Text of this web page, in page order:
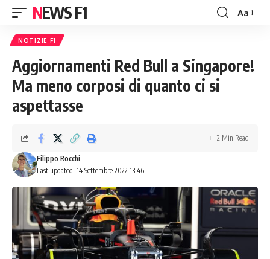
NEWS F1
Font
Aa
NOTIZIE F1
Aggiornamenti Red Bull a Singapore!
Ma meno corposi di quanto ci si
aspettasse
Last updated: 14 Settembre 2022 13:46
Filippo Rocchi
2 Min Read